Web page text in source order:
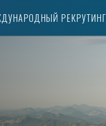
РЕКРУТИНГ